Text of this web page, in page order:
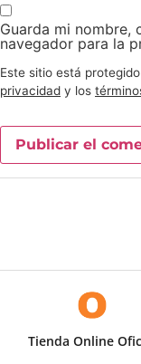
Guarda mi nombre,
navegador para la
Este sitio está
privacidad y los
Tienda Online